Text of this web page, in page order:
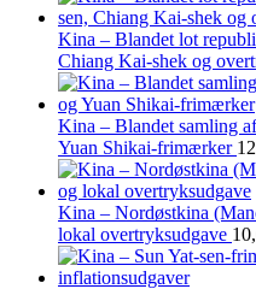
Kina – Blandet lot
Chiang Kai-shek og
Kina – Blandet samling
Yuan Shikai-frimærker
Kina – Nordøstkina
lokal overtryksudgave